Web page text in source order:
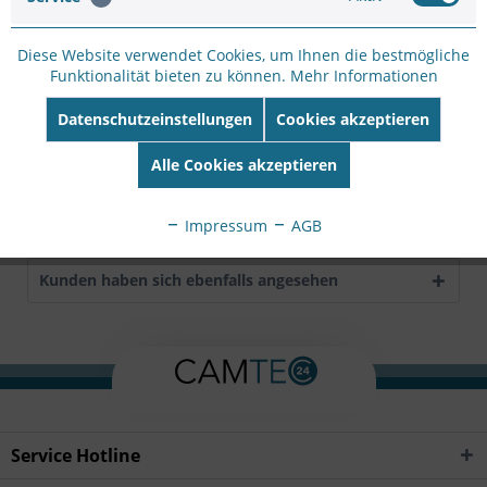
Nr:
EAN:
7331021007987
Beschreibung
Corner mount for AXIS P5414-E/15-E, AXIS Q1765-LE,
AXIS Q1931-E and AXIS P33-VE series.mehr
Bewertungen
0
Bewertungen lesen, schreiben und diskutieren...
Kunden haben sich ebenfalls angesehen
Service Hotline
Diese Website verwendet Cookies, um Ihnen die bestmögliche
Funktionalität bieten zu können. Mehr Informationen
Datenschutzeinstellungen Cookies akzeptieren
Alle Cookies akzeptieren
Impressum AGB